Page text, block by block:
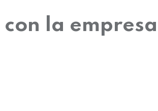
la